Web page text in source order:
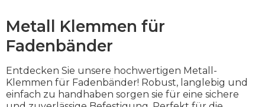
Metall Klemmen für
Fadenbänder
Entdecken Sie unsere hochwertigen Metall-
Klemmen für Fadenbänder! Robust, langlebig und
einfach zu handhaben sorgen sie für eine sichere